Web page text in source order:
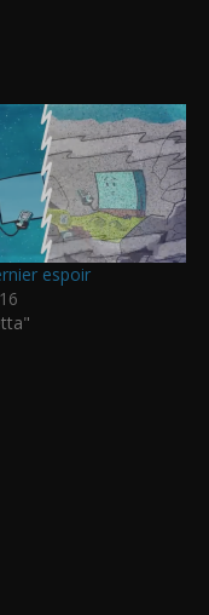
espoir